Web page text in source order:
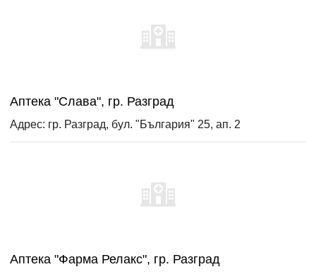
Аптека "Слава", гр. Разград
Адрес: гр. Разград, бул. "България" 25, ап. 2
Аптека "Фарма Релакс", гр. Разград